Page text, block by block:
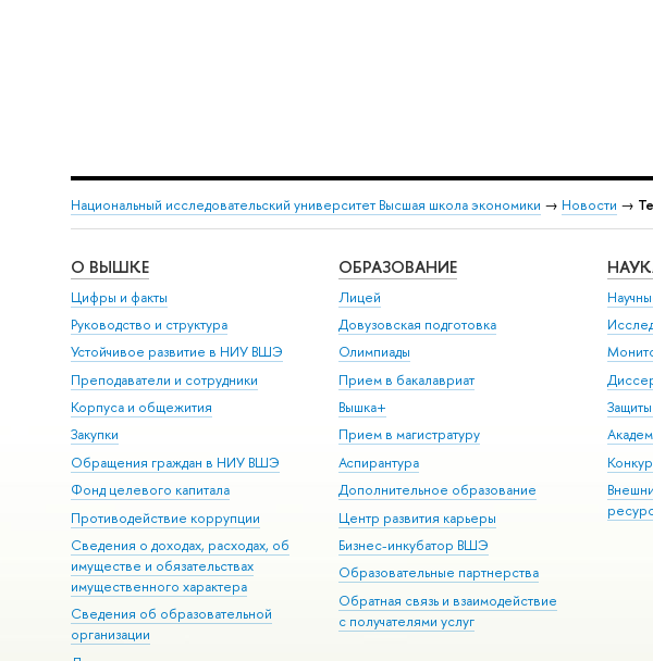
Национальный исследовательский университет Высшая школа экономики → Новости →
О ВЫШКЕ
Цифры и факты
Руководство и структура
Устойчивое развитие в НИУ ВШЭ
Преподаватели и сотрудники
Корпуса и общежития
Закупки
Обращения граждан в НИУ ВШЭ
Фонд целевого капитала
Противодействие коррупции
Сведения о доходах, расходах, об
имуществе и обязательствах
имущественного характера
Сведения об образовательной
организации
ОБРАЗОВАНИЕ
Лицей
Довузовская подготовка
Олимпиады
Прием в бакалавриат
Вышка+
Прием в магистратуру
Аспирантура
Дополнительное образование
Центр развития карьеры
Бизнес-инкубатор ВШЭ
Образовательные партнерства
Обратная связь и взаимодействие
с получателями услуг